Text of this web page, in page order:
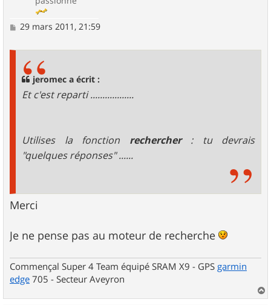
M
29 mars 2011, 21:59
jeromec a écrit :
Et c'est reparti ..................
Utilises la fonction rechercher: tu devrais
"quelques réponses" ......
Merci
Je ne pense pas au moteur de recherche
Commençal Super 4 Team équipé SRAM X9 - GPS garmin
edge 705 - Secteur Aveyron
a